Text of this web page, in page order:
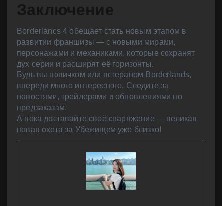
Заключение
Borderlands 4 обещает стать новым этапом в
развитии франшизы — с новыми мирами,
персонажами и механиками, которые сохранят
дух серии и расширят её горизонты.
Будь вы новичком или ветераном Borderlands,
впереди много интересного. Следите за
новостями, трейлерами и обновлениями по
предзаказам.
А пока доставайте своё снаряжение — великая
новая охота за Убежищем уже близко!